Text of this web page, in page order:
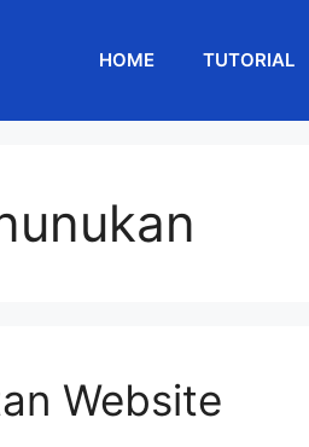
HOME TUTORIAL
Website